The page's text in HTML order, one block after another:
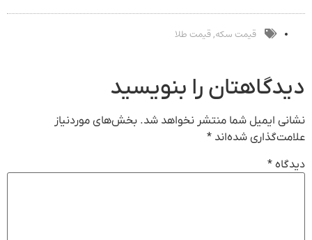
قیمت سکه,قیمت طلا
دیدگاهتان را بنویسید
نشانی ایمیل شما منتشر نخواهد شد. بخش‌های موردنیاز
علامت‌گذاری شده‌اند *
دیدگاه *